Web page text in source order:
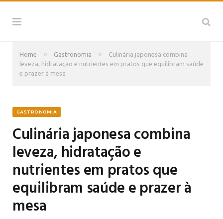
Home » Gastronomia »
Culinária japonesa combina
leveza, hidratação e nutrientes em pratos que equilibram saúde
e prazer à mesa
GASTRONOMIA
Culinária japonesa combina
leveza, hidratação e
nutrientes em pratos que
equilibram saúde e prazer à
mesa